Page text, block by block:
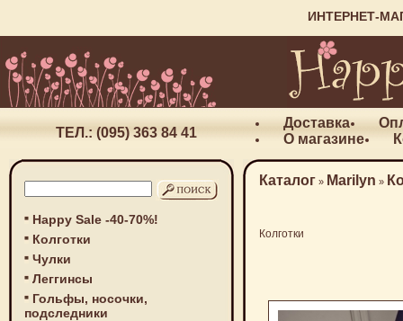
ИНТЕРНЕТ-
ТЕЛ.: (095) 363 84 41
Доставка
О магазине
Happy Sale -40-70%!
Колготки
Чулки
Леггинсы
Гольфы, носочки,
подследники
Каталог » Marilyn »
Колготки